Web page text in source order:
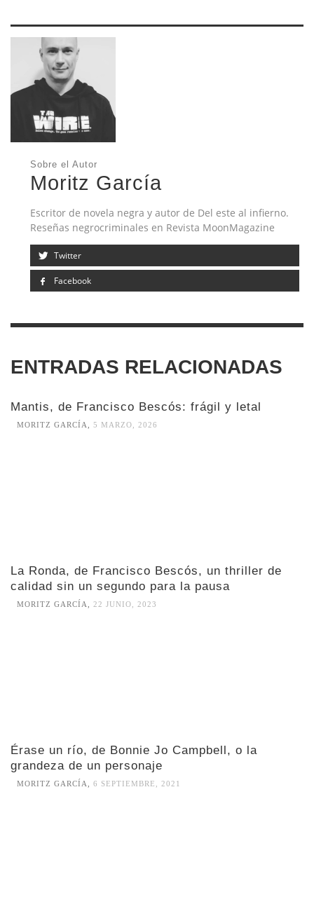
Sobre el Autor
Moritz García
Escritor de novela negra y autor de Del este al infierno.
Reseñas negrocriminales en Revista MoonMagazine
Twitter
Facebook
ENTRADAS RELACIONADAS
Mantis, de Francisco Bescós: frágil y letal
MORITZ GARCÍA 5 MARZO, 2026
La Ronda, de Francisco Bescós, un thriller de
calidad sin un segundo para la pausa
MORITZ GARCÍA, 22 JUNIO, 2023
Érase un río, de Bonnie Jo Campbell, o la
grandeza de un personaje
MORITZ GARCÍA, 6 SEPTIEMBRE, 2021